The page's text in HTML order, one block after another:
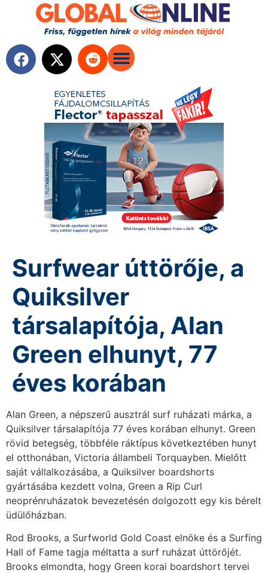
Surfwear úttörője, a
Quiksilver
társalapítója, Alan
Green elhunyt, 77
éves korában
Alan Green, a népszerű ausztrál surf ruházati márka, a
Quiksilver társalapítója 77 éves korában elhunyt. Green
rövid betegség, többféle ráktípus következtében hunyt
el otthonában, Victoria állambeli Torquayben. Mielőtt
saját vállalkozásába, a Quiksilver boardshorts
gyártásába kezdett volna, Green a Rip Curl
neoprénruházatok bevezetésén dolgozott egy kis bérelt
üdülőházban.
Rod Brooks, a Surfworld Gold Coast elnöke és a Surfing
Hall of Fame tagja méltatta a surf ruházat úttörőjét.
Brooks elmondta, hogy Green korai boardshort tervei